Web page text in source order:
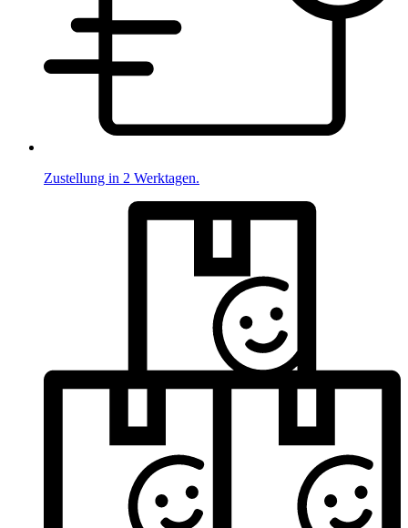
Zustellung in 2 Werktagen.